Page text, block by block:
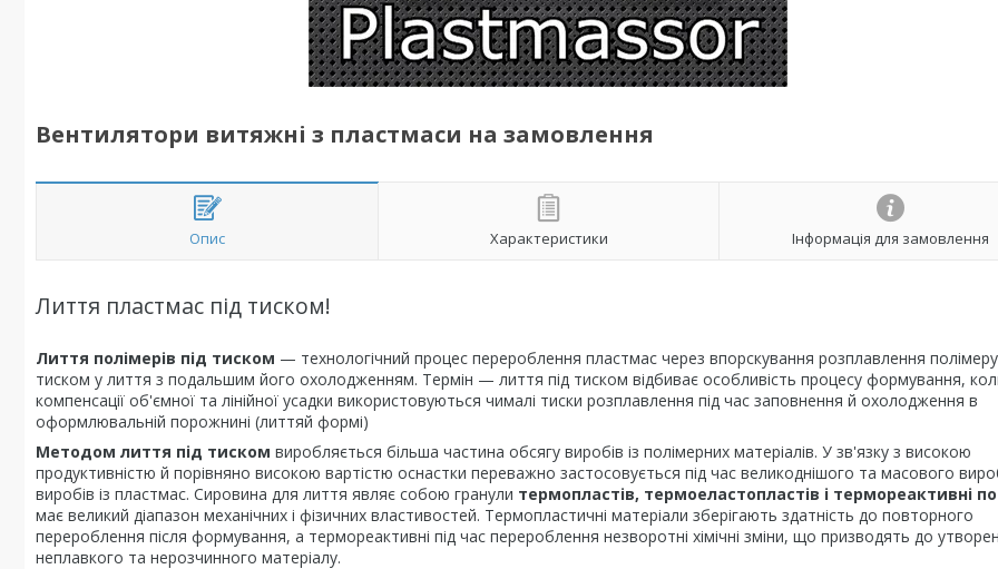
Вентилятори витяжні з пластмаси на замовлення
Опис Характеристики Інформація для замовлення
Лиття пластмас під тиском!
Лиття полімерів під тиском — технологічний процес перероблення пластмас через впорскування розплавлення полімеру
тиском у лиття з подальшим його охолодженням. Термін — лиття під тиском відбиває особливість процесу формування,
компенсації об'ємної та лінійної усадки використовуються чималі тиски розплавлення під час заповнення й охолодження в
оформлювальній порожнині (литтяй формі)
Методом лиття під тиском виробляється більша частина обсягу виробів із полімерних матеріалів. У зв'язку з високою
продуктивністю й порівняно високою вартістю оснастки переважно застосовується під час великоднішого та масового
виробів із пластмас. Сировина для лиття являє собою гранули термопластів, термоеластопластів і термореактивні
має великий діапазон механічних і фізичних властивостей. Термопластичні матеріали зберігають здатність до повторного
перероблення після формування, а термореактивні під час перероблення незворотні хімічні зміни, що призводять до
неплавкого та нерозчинного матеріалу.